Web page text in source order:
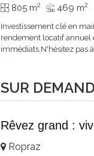
SUR
805 m2 469 m2
Investissement clé en
rendement locatif annuel
immédiats.N'hésitez pas
Rêvez grand :
Ropraz